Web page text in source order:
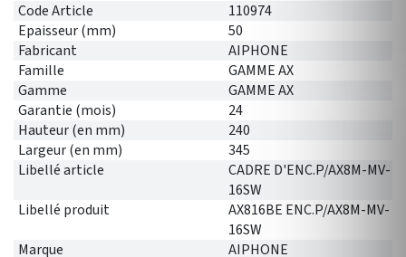
Code Article
110974
Epaisseur (mm)
50
Fabricant
AIPHONE
Famille
GAMME AX
Gamme
GAMME AX
Garantie (mois)
24
Hauteur (en mm)
240
Largeur (en mm)
345
Libellé article
CADRE D'ENC.P/AX8M-MV-
16SW
Libellé produit
AX816BE ENC.P/AX8M-MV-
16SW
Marque
AIPHONE